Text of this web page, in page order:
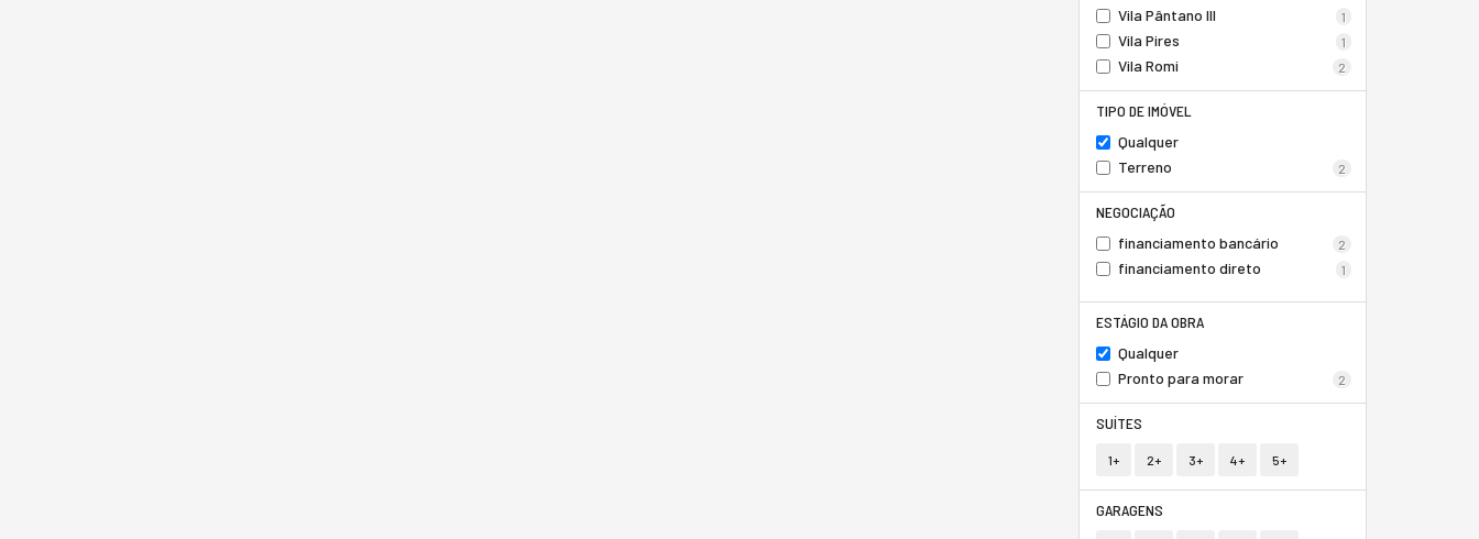
Vila Pântano III 1
Vila Pires 1
Vila Romi 2
TIPO DE IMÓVEL
Qualquer
Terreno
2
NEGOCIAÇÃO
financiamento bancário
2
financiamento direto 1
ESTÁGIO DA OBRA
Qualquer
Pronto para morar
2
SUÍTES
1+ 2+ 3+ 4+ 5+
GARAGENS